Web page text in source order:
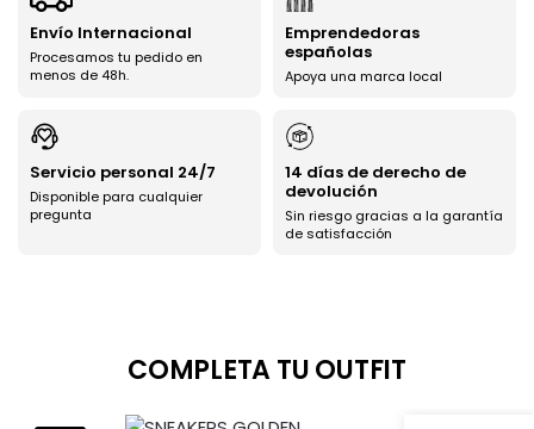
Envío Internacional
Procesamos tu pedido en
menos de 48h.
Emprendedoras
españolas
Apoya una marca local
Servicio personal 24/7
Disponible para cualquier
pregunta
14 días de derecho de
devolución
Sin riesgo gracias a la garantía
de satisfacción
COMPLETA TU OUTFIT
Ahorra uniéndote al
un 5% de descuento.
Además, recibirás lanzamientos exclusivos antes que